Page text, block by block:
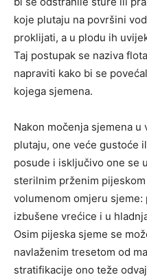
koje plutaju na površini
proklijati, a u plodu ih
Taj postupak se naziva
napraviti kako bi se
kojega sjemena.
Nakon močenja sjemena
plutaju, one veće gustoće
posude i isključivo one se
sterilnim prženim
volumenom omjeru sjeme:
izbušene vrećice i u
Osim pijeska sjeme se
navlaženim tresetom od
stratifikacije ono teže